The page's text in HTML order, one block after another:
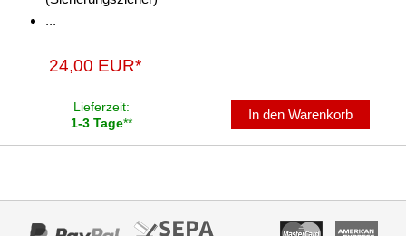
...
24,00 EUR*
Lieferzeit:
1-3 Tage**
In den Warenkorb